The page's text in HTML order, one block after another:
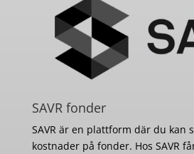
SAVR fonder
SAVR är en plattform där du kan
kostnader på fonder. Hos SAVR